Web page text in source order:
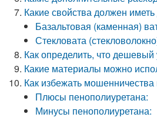
Какие свойства должен
Базальтовая (каменная)
Стекловата
Как определить, что дешевый
Какие материалы можно
Как избежать
Плюсы пенополиуретана:
Минусы пенополиуретана: